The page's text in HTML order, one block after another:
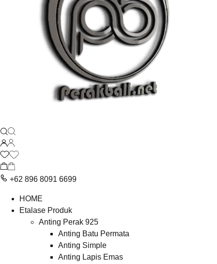
+62 896 8091 6699
HOME
Etalase Produk
Anting Perak 925
Anting Batu Permata
Anting Simple
Anting Lapis Emas